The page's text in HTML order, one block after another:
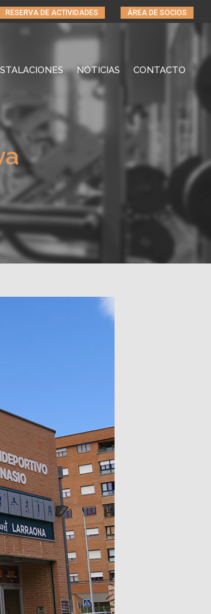
RESERVA DE ACTIVIDADES ÁREA DE SOCIOS
NOTICIAS CONTACTO